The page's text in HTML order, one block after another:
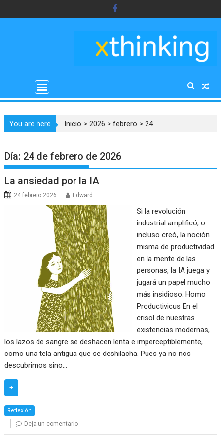
al
You are here Inicio >2026 >febrero >24
Día: 24 de febrero de 2026
La ansiedad por la IA
24 febrero 2026 Edward
Si la revolución
industrial amplificó, o
incluso creó, la noción
misma de productividad
en la mente de las
personas, la IA juega y
jugará un papel mucho
más insidioso. Homo
Productivicus En el
crisol de nuestras
existencias modernas,
los lazos de sangre se deshacen lenta e imperceptiblemente,
como una tela antigua que se deshilacha. Pues ya no nos
descubrimos sino…
+
Reflexión
Deja un comentario